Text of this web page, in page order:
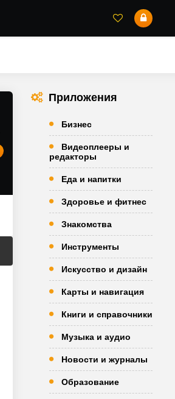
Приложения
Бизнес
Видеоплееры и
редакторы
Еда и напитки
Здоровье и фитнес
Знакомства
Инструменты
Искусство и дизайн
Карты и навигация
Книги и справочники
Музыка и аудио
Новости и журналы
Образование